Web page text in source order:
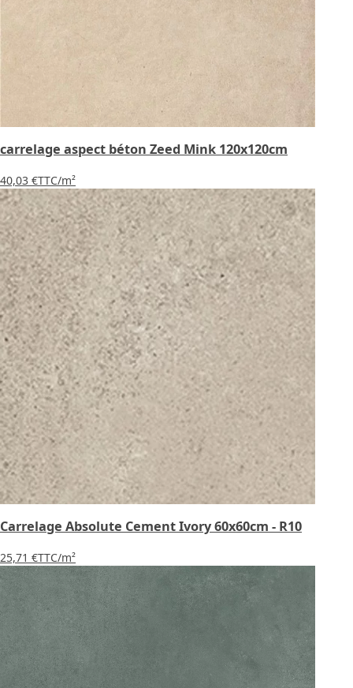
carrelage aspect béton Zeed Mink 120x120cm
40,03 €TTC/m²
Carrelage Absolute Cement Ivory 60x60cm - R10
25,71 €TTC/m²